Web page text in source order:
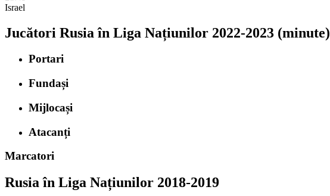
Israel
Jucători Rusia în Liga Națiunilor 2022-2023 (minute)
Portari
Fundași
Mijlocași
Atacanți
Marcatori
Rusia în Liga Națiunilor 2018-2019